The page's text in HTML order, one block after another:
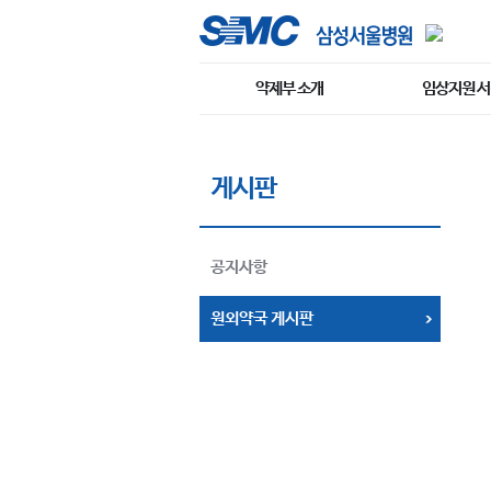
약제부 소개 임상지원
게시판
공지사항
원외약국 게시판